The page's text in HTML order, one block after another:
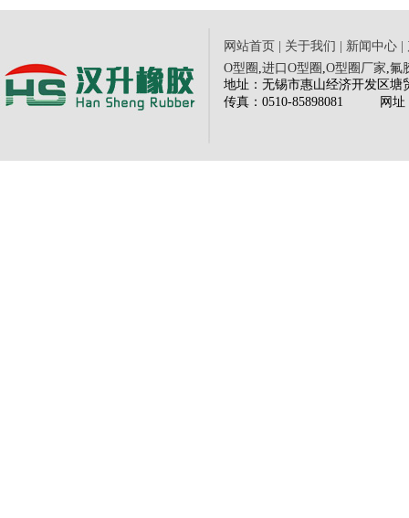
网站首页 关于我们 新闻中心
O型圈 ,进口O型圈 ,O型圈厂家,氟
地址：无锡市惠山经济开发区
传真：0510-85898081 网 址